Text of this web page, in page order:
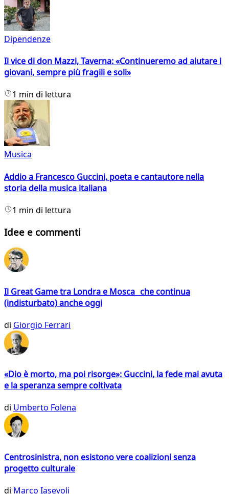
Dipendenze
Il vice di don Mazzi, Taverna: «Continueremo ad aiutare i
giovani, sempre più fragili e soli»
1 min di lettura
Musica
Addio a Francesco Guccini, poeta e cantautore nella
storia della musica italiana
1 min di lettura
Idee e commenti
Il Great Game tra Londra e Mosca che continua
(indisturbato) anche oggi
di Giorgio Ferrari
«Dio è morto, ma poi risorge»: Guccini, la fede mai avuta
e la speranza sempre coltivata
di Umberto Folena
Centrosinistra, non esistono vere coalizioni senza
progetto culturale
di Marco Iasevoli